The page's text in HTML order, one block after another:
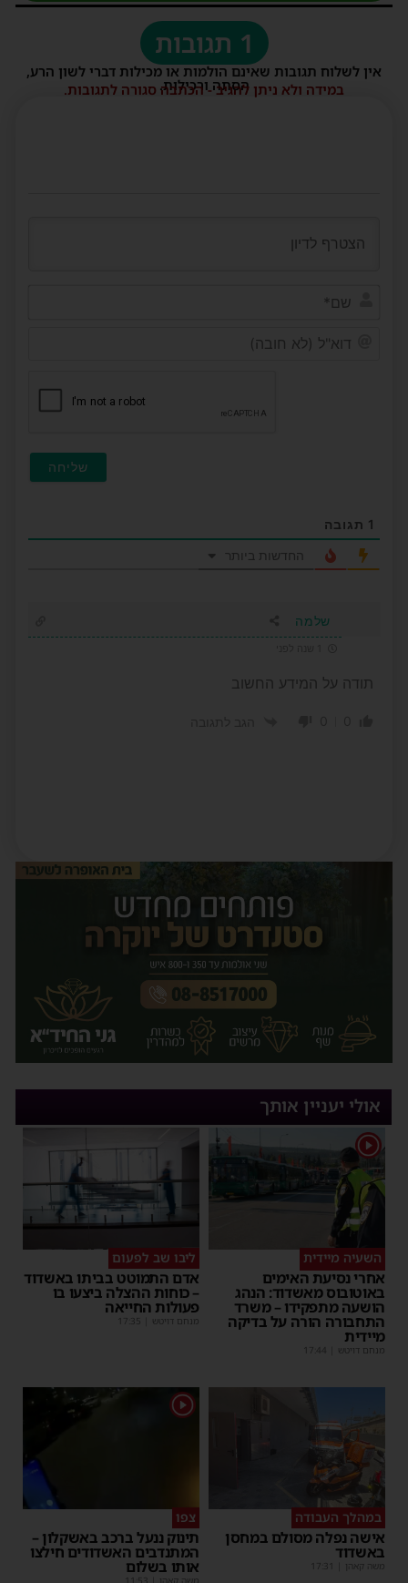
1 תגובות
אין לשלוח תגובות שאינם הולמות או מכילות דברי לשון הרע,
הסתה ורכילות.
במידה ולא ניתן להגיב - הכתבה סגורה לתגובות.
1 תגובה
החדשות ביותר
שלמה
תודה על המידע החשוב
אולי יעניין אותך
1
השעיה מיידית
אחרי נסיעת האימים
באוטובוס מאשדוד: הנהג
הושעה מתפקידו – משרד
התחבורה הורה על בדיקה
מיידית
מנחם דויטש 17:44
ליבו שב לפעום
אדם התמוטט בביתו באשדוד
– כוחות ההצלה ביצעו בו
פעולות החייאה
מנחם דויטש 17:35
במהלך העבודה
אישה נפלה מסולם במחסן
באשדוד
משה קאהן 17:31
1
צפו
תינוק ננעל ברכב באשקלון –
המתנדבים האשדודים חילצו
אותו בשלום
משה קאהן 11:53